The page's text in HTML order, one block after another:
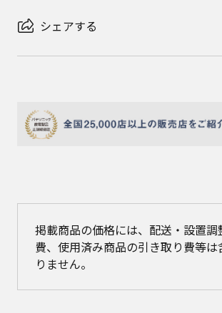
シェアする
掲載商品の価格には、配送・設置調
費、使用済み商品の引き取り費等
りません。